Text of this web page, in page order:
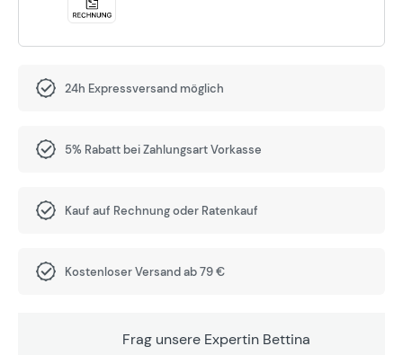
24h Expressversand möglich
5% Rabatt bei Zahlungsart Vorkasse
Kauf auf Rechnung oder Ratenkauf
Kostenloser Versand ab 79 €
Frag unsere Expertin Bettina